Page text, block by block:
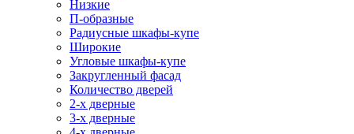
Низкие
П-образные
Радиусные шкафы-купе
Широкие
Угловые шкафы-купе
Закругленный фасад
Количество дверей
2-х дверные
3-х дверные